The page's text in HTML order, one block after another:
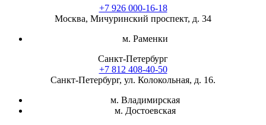
+7 926 000-16-18
Москва, Мичуринский проспект, д. 34
м. Раменки
Санкт-Петербург
+7 812 408-40-50
Санкт-Петербург, ул. Колокольная, д. 16.
м. Владимирская
м. Достоевская